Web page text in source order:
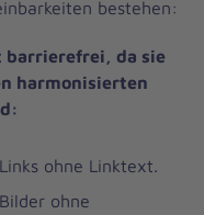
bestehen:
barrierefrei, da sie
harmonisierten
ohne Linktext.
ohne